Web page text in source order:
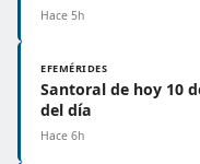
Hace 5h
EFEMÉRIDES
Santoral de hoy 10
del día
Hace 6h